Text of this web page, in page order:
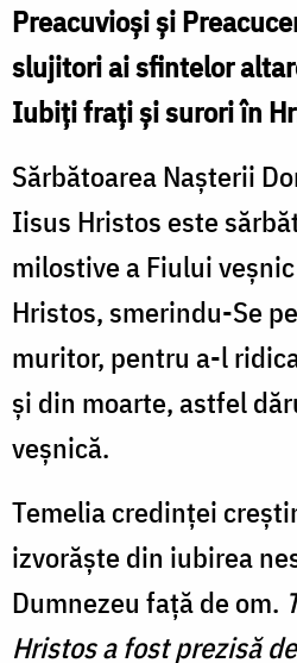
Preacuvioși și
slujitori ai sfintelor
Iubiți frați și surori în
Sărbătoarea Nașterii
Iisus Hristos este
milostive a Fiului
Hristos, smerindu-Se
muritor, pentru a-l
și din moarte, astfel
veșnică.
Temelia credinței
izvorăște din iubirea
Dumnezeu față de om.
Hristos a fost prezisă